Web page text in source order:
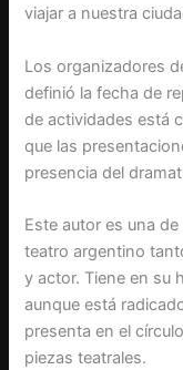
viajar a nuestra
Los organizadores
definió la fecha de
de actividades está
que las
presencia del
Este autor es una
teatro argentino
y actor. Tiene en su
aunque está
presenta en el
piezas teatrales.